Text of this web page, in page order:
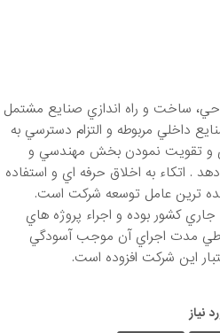
فعاليت خود را در سال 1369 با هدف طراحي، ساخت و راه اندازي صنايع مشتمل
داخلي مربوطه و التزام دسترسي به
و تقويت نمودن بخش مهندسي و
. اتكاء به اخلاق حرفه اي و استفاده
ترين عامل توسعه شركت است.
كشور بوده و اجراء پروژه هاي
طي مدت اجراي آن موجب آسودگي
اين شركت افزوده است.
نیاز